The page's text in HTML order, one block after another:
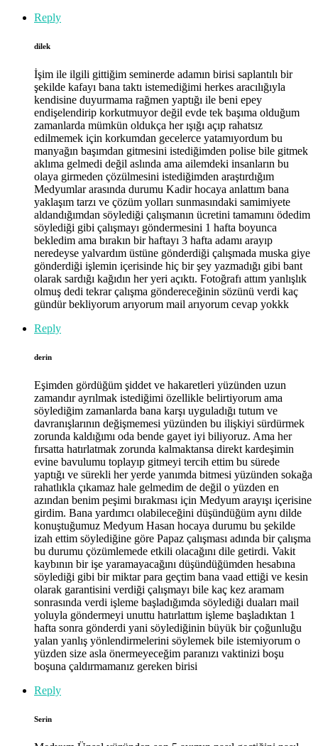
Reply
dilek
İşim ile ilgili gittiğim seminerde adamın birisi saplantılı bir
şekilde kafayı bana taktı istemediğimi herkes aracılığıyla
kendisine duyurmama rağmen yaptığı ile beni epey
endişelendirip korkutmuyor değil evde tek başıma olduğum
zamanlarda mümkün oldukça her ışığı açıp rahatsız
edilmemek için korkumdan gecelerce yatamıyordum bu
manyağın başımdan gitmesini istediğimden polise bile gitmek
aklıma gelmedi değil aslında ama ailemdeki insanların bu
olaya girmeden çözülmesini istediğimden araştırdığım
Medyumlar arasında durumu Kadir hocaya anlattım bana
yaklaşım tarzı ve çözüm yolları sunmasındaki samimiyete
aldandığımdan söylediği çalışmanın ücretini tamamını ödedim
söylediği gibi çalışmayı göndermesini 1 hafta boyunca
bekledim ama bırakın bir haftayı 3 hafta adamı arayıp
neredeyse yalvardım üstüne gönderdiği çalışmada muska giye
gönderdiği işlemin içerisinde hiç bir şey yazmadığı gibi bant
olarak sardığı kağıdın her yeri açıktı. Fotoğrafı attım yanlışlık
olmuş dedi tekrar çalışma göndereceğinin sözünü verdi kaç
gündür bekliyorum arıyorum mail arıyorum cevap yokkk
Reply
derin
Eşimden gördüğüm şiddet ve hakaretleri yüzünden uzun
zamandır ayrılmak istediğimi özellikle belirtiyorum ama
söylediğim zamanlarda bana karşı uyguladığı tutum ve
davranışlarının değişmemesi yüzünden bu ilişkiyi sürdürmek
zorunda kaldığımı oda bende gayet iyi biliyoruz. Ama her
fırsatta hatırlatmak zorunda kalmaktansa direkt kardeşimin
evine bavulumu toplayıp gitmeyi tercih ettim bu sürede
yaptığı ve sürekli her yerde yanımda bitmesi yüzünden sokağa
rahatlıkla çıkamaz hale gelmedim de değil o yüzden en
azından benim peşimi bırakması için Medyum arayışı içerisine
girdim. Bana yardımcı olabileceğini düşündüğüm aynı dilde
konuştuğumuz Medyum Hasan hocaya durumu bu şekilde
izah ettim söylediğine göre Papaz çalışması adında bir çalışma
bu durumu çözümlemede etkili olacağını dile getirdi. Vakit
kaybının bir işe yaramayacağını düşündüğümden hesabına
söylediği gibi bir miktar para geçtim bana vaad ettiği ve kesin
olarak garantisini verdiği çalışmayı bile kaç kez aramam
sonrasında verdi işleme başladığımda söylediği duaları mail
yoluyla göndermeyi unuttu hatırlattım işleme başladıktan 1
hafta sonra gönderdi yani söylediğinin büyük bir çoğunluğu
yalan yanlış yönlendirmelerini söylemek bile istemiyorum o
yüzden size asla önermeyeceğim paranızı vaktinizi boşu
boşuna çaldırmamanız gereken birisi
Reply
Serin